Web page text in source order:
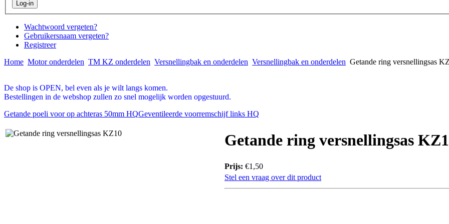
Wachtwoord vergeten?
Gebruikersnaam vergeten?
Registreer
Home Motor onderdelen TM KZ onderdelen Versnellingbak en onderdelen Versnellingbak en onderdelen Getande ring versnellingsas
De shop is OPEN, bel even als je wilt langs komen.
Bestellingen in de webshop zullen zo snel mogelijk worden opgestuurd.
Getande poeli voor op achteras 50mm HQGeventileerde voorremschijf links HQ
Getande ring versnellingsas
Prijs: €1,50
Stel een vraag over dit product